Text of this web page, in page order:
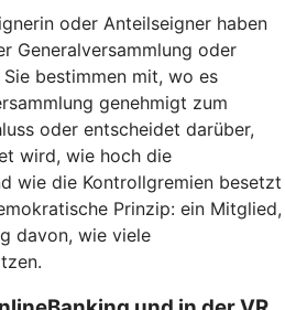
oder Anteilseigner haben
Generalversammlung oder
bestimmen mit, wo es
genehmigt zum
oder entscheidet darüber,
wird, wie hoch die
wie die Kontrollgremien besetzt
Prinzip: ein Mitglied,
davon, wie viele